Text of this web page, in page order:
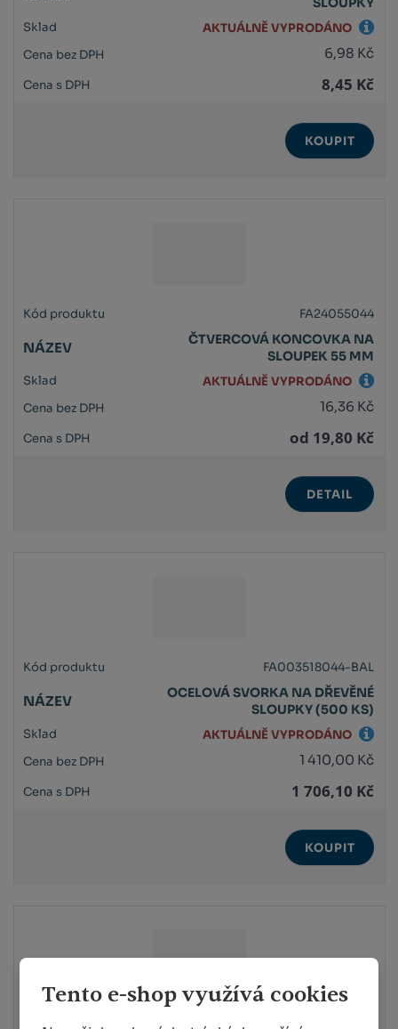
Tento e-shop využívá cookies
AKTUÁLNĚ VYPRODÁNO
6,98 Kč
8,45 Kč
KOUPIT
FA24055044
ČTVERCOVÁ KONCOVKA NA
SLOUPEK 55 MM
AKTUÁLNĚ VYPRODÁNO
16,36 Kč
od 19,80 Kč
DETAIL
FA003518044-BAL
OCELOVÁ SVORKA NA DŘEVĚNÉ
SLOUPKY (500 KS)
AKTUÁLNĚ VYPRODÁNO
1 410,00 Kč
1 706,10 Kč
KOUPIT